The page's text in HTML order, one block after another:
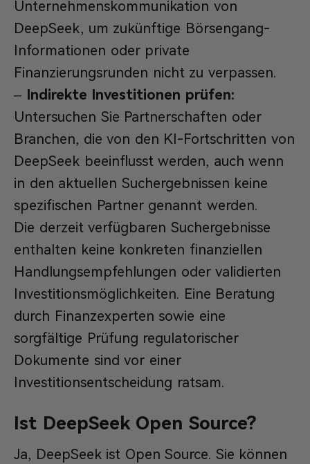
Unternehmenskommunikation von
DeepSeek, um zukünftige Börsengang-
Informationen oder private
Finanzierungsrunden nicht zu verpassen.
– Indirekte Investitionen prüfen:
Untersuchen Sie Partnerschaften oder
Branchen, die von den KI-Fortschritten von
DeepSeek beeinflusst werden, auch wenn
in den aktuellen Suchergebnissen keine
spezifischen Partner genannt werden.
Die derzeit verfügbaren Suchergebnisse
enthalten keine konkreten finanziellen
Handlungsempfehlungen oder validierten
Investitionsmöglichkeiten. Eine Beratung
durch Finanzexperten sowie eine
sorgfältige Prüfung regulatorischer
Dokumente sind vor einer
Investitionsentscheidung ratsam.
Ist DeepSeek Open Source?
Ja, DeepSeek ist Open Source. Sie können